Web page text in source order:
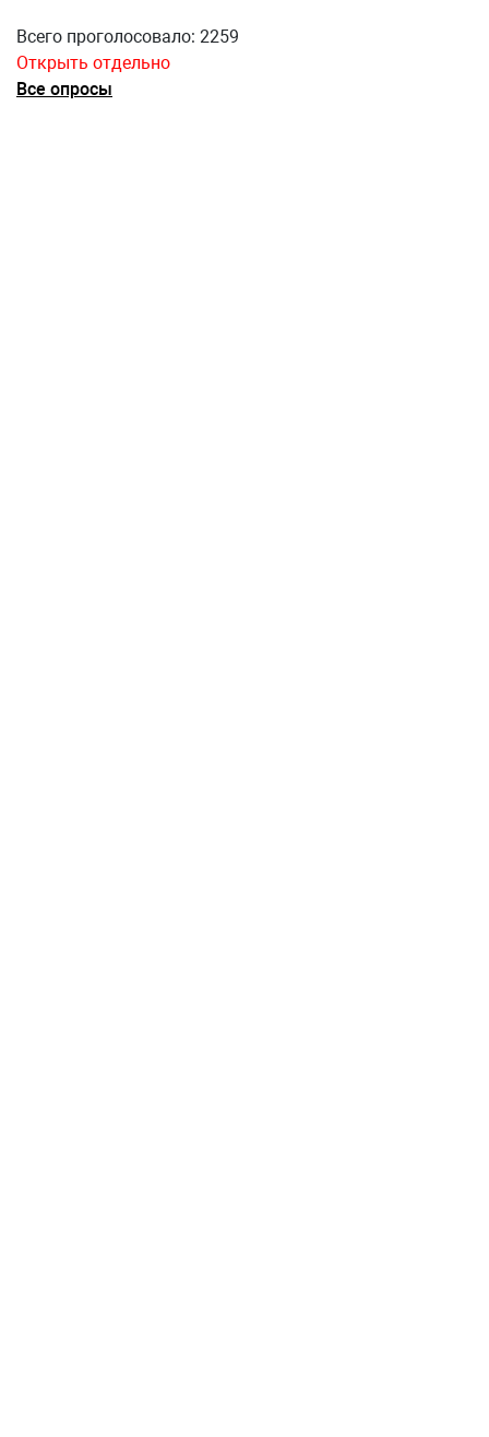
Всего проголосовало: 2259
Открыть отдельно
Все опросы